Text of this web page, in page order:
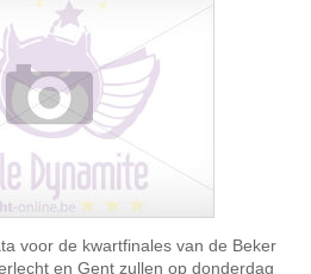
voor de kwartfinales van de Beker
en Gent zullen op donderdag